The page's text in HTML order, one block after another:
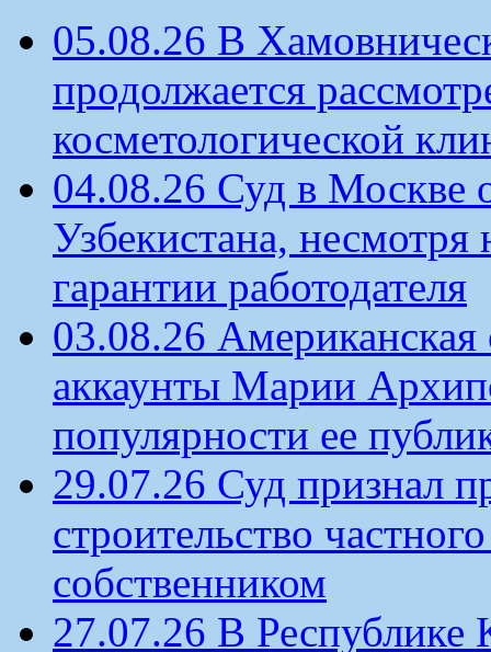
05.08.26 В
продолжается
косметологической
04.08.26 Суд в Москве
Узбекистана,
гарантии работодателя
03.08.26 Американская
аккаунты Марии
популярности ее
29.07.26 Суд признал
строительство
собственником
27.07.26 В